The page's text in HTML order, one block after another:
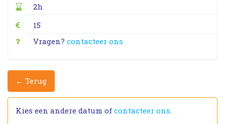
2h
15
Vragen? contacteer ons
← Terug
Kies een andere datum of contacteer ons